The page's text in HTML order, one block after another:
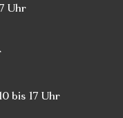
Uhr
bis 17 Uhr